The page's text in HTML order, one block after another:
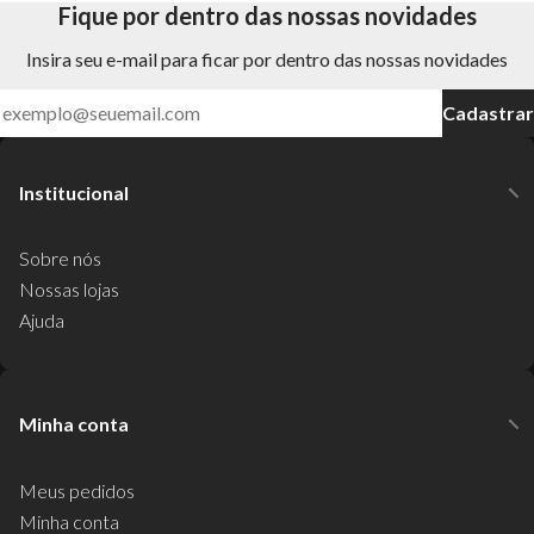
Fique por dentro das nossas novidades
Insira seu e-mail para ficar por dentro das nossas novidades
Cadastrar
Institucional
Sobre nós
Nossas lojas
Ajuda
Minha conta
Meus pedidos
Minha conta